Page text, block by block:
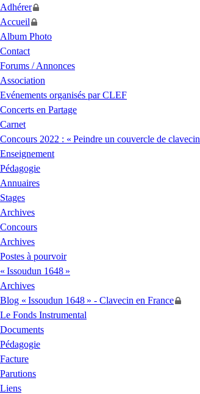
Adhérer
Accueil
Album Photo
Contact
Forums / Annonces
Association
Evénements organisés parCLEF
Concerts en Partage
Carnet
Concours 2022 : « Peindre un couvercle de clavecin
Enseignement
Pédagogie
Annuaires
Stages
Archives
Concours
Archives
Postes à pourvoir
« Issoudun 1648 »
Archives
Blog « Issoudun 1648 » - Clavecin en France
Le Fonds Instrumental
Documents
Pédagogie
Facture
Parutions
Liens